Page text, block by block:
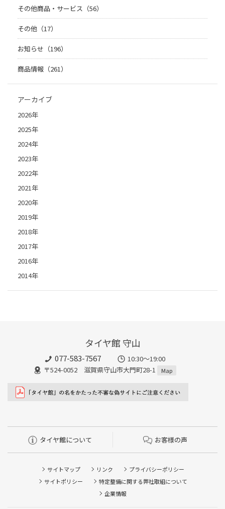
その他商品・サービス（56）
その他（17）
お知らせ（196）
商品情報（261）
アーカイブ
2026年
2025年
2024年
2023年
2022年
2021年
2020年
2019年
2018年
2017年
2016年
2014年
タイヤ館 守山
077-583-7567
10:30～19:00
〒524-0052 滋賀県守山市大門町28-1
Map
タイヤ館について お客様の声
サイトマップ リンク
プライバシーポリシー
サイトポリシー
特定整備に関する弊社取組について
企業情報